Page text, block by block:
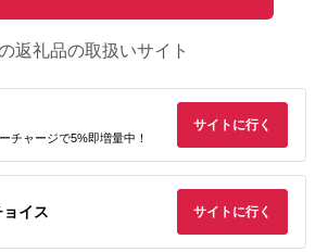
返礼品の取扱いサイト
チャージで5%即増量中！
サイトに行く
イス サイトに行く